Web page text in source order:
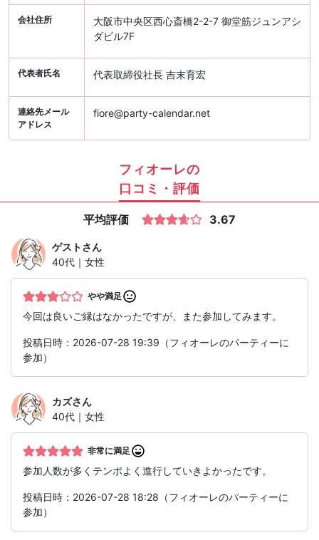
会社住所
大阪市中央区西心斎橋2-2-7 御堂筋ジュンアシ
ダビル7F
代表者氏名 代表取締役社長 吉末育宏
連絡先メール
アドレス
fiore@party-calendar.net
フィオーレの
口コミ・評価
平均評価 3.67
ゲストさん
40代｜女性
やや満足
今回は良いご縁はなかったですが、また参加してみます。
投稿日時：2026-07-28 19:39（フィオーレのパーティーに
参加）
カズさん
40代｜女性
非常に満足
参加人数が多くテンポよく進行していきよかったです。
投稿日時：2026-07-28 18:28（フィオーレのパーティーに
参加）